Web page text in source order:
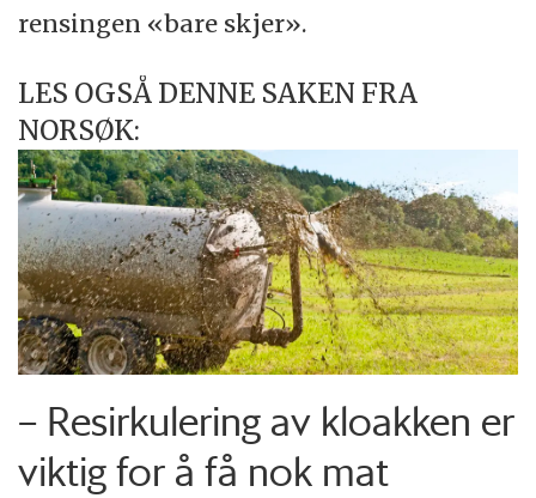
rensingen «bare skjer».
LES OGSÅ DENNE SAKEN FRA
NORSØK:
– Resirkulering av kloakken er
viktig for å få nok mat